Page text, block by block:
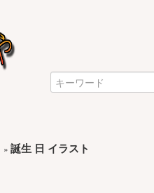
» 誕生 日 イラスト